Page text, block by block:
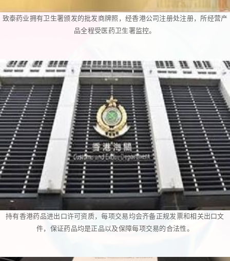
致泰药业拥有卫生署颁发的批发商牌照，经香港公司注册处注册，所经营产
品全程受医药卫生署监控。
持有香港药品进出口许可资质，每项交易均会齐备正规发票和相关出口文
件，保证药品均是正品以及保障每项交易的合法性。